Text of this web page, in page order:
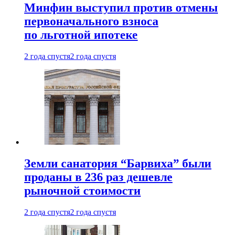
Минфин выступил против отмены
первоначального взноса
по льготной ипотеке
2 года спустя2 года спустя
Земли санатория “Барвиха” были
проданы в 236 раз дешевле
рыночной стоимости
2 года спустя2 года спустя